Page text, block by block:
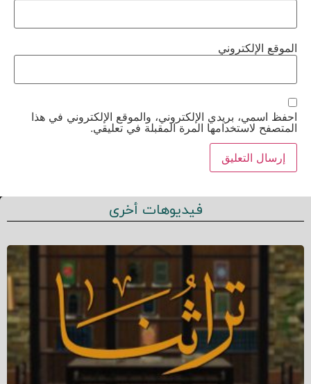
الموقع الإلكتروني
احفظ اسمي، بريدي الإلكتروني، والموقع الإلكتروني في هذا
المتصفح لاستخدامها المرة المقبلة في تعليقي.
فيديوهات أخرى